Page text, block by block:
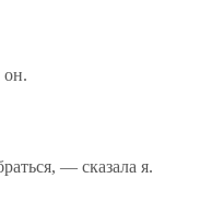
он.
— сказала я.